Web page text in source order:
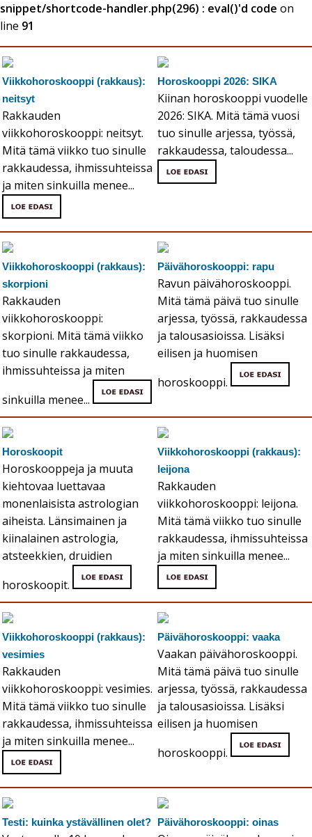
snippet/shortcode-handler.php(296) : eval()'d code on
line 91
Viikkohoroskooppi (rakkaus):
neitsyt
Rakkauden
viikkohoroskooppi: neitsyt.
Mitä tämä viikko tuo sinulle
rakkaudessa, ihmissuhteissa
ja miten sinkuilla menee...
Horoskooppi 2026: SIKA
Kiinan horoskooppi vuodelle
2026: SIKA. Mitä tämä vuosi
tuo sinulle arjessa, työssä,
rakkaudessa, taloudessa...
Viikkohoroskooppi (rakkaus):
skorpioni
Rakkauden
viikkohoroskooppi:
skorpioni. Mitä tämä viikko
tuo sinulle rakkaudessa,
ihmissuhteissa ja miten
sinkuilla menee...
Päivähoroskooppi: rapu
Ravun päivähoroskooppi.
Mitä tämä päivä tuo sinulle
arjessa, työssä, rakkaudessa
ja talousasioissa. Lisäksi
eilisen ja huomisen
horoskooppi.
Horoskoopit
Horoskooppeja ja muuta
kiehtovaa luettavaa
monenlaisista astrologian
aiheista. Länsimainen ja
kiinalainen astrologia,
atsteekkien, druidien
horoskoopit.
Viikkohoroskooppi (rakkaus):
leijona
Rakkauden
viikkohoroskooppi: leijona.
Mitä tämä viikko tuo sinulle
rakkaudessa, ihmissuhteissa
ja miten sinkuilla menee...
Viikkohoroskooppi (rakkaus):
vesimies
Rakkauden
viikkohoroskooppi: vesimies.
Mitä tämä viikko tuo sinulle
rakkaudessa, ihmissuhteissa
ja miten sinkuilla menee...
Päivähoroskooppi: vaaka
Vaakan päivähoroskooppi.
Mitä tämä päivä tuo sinulle
arjessa, työssä, rakkaudessa
ja talousasioissa. Lisäksi
eilisen ja huomisen
horoskooppi.
Testi: kuinka ystävällinen olet? Päivähoroskooppi: oinas